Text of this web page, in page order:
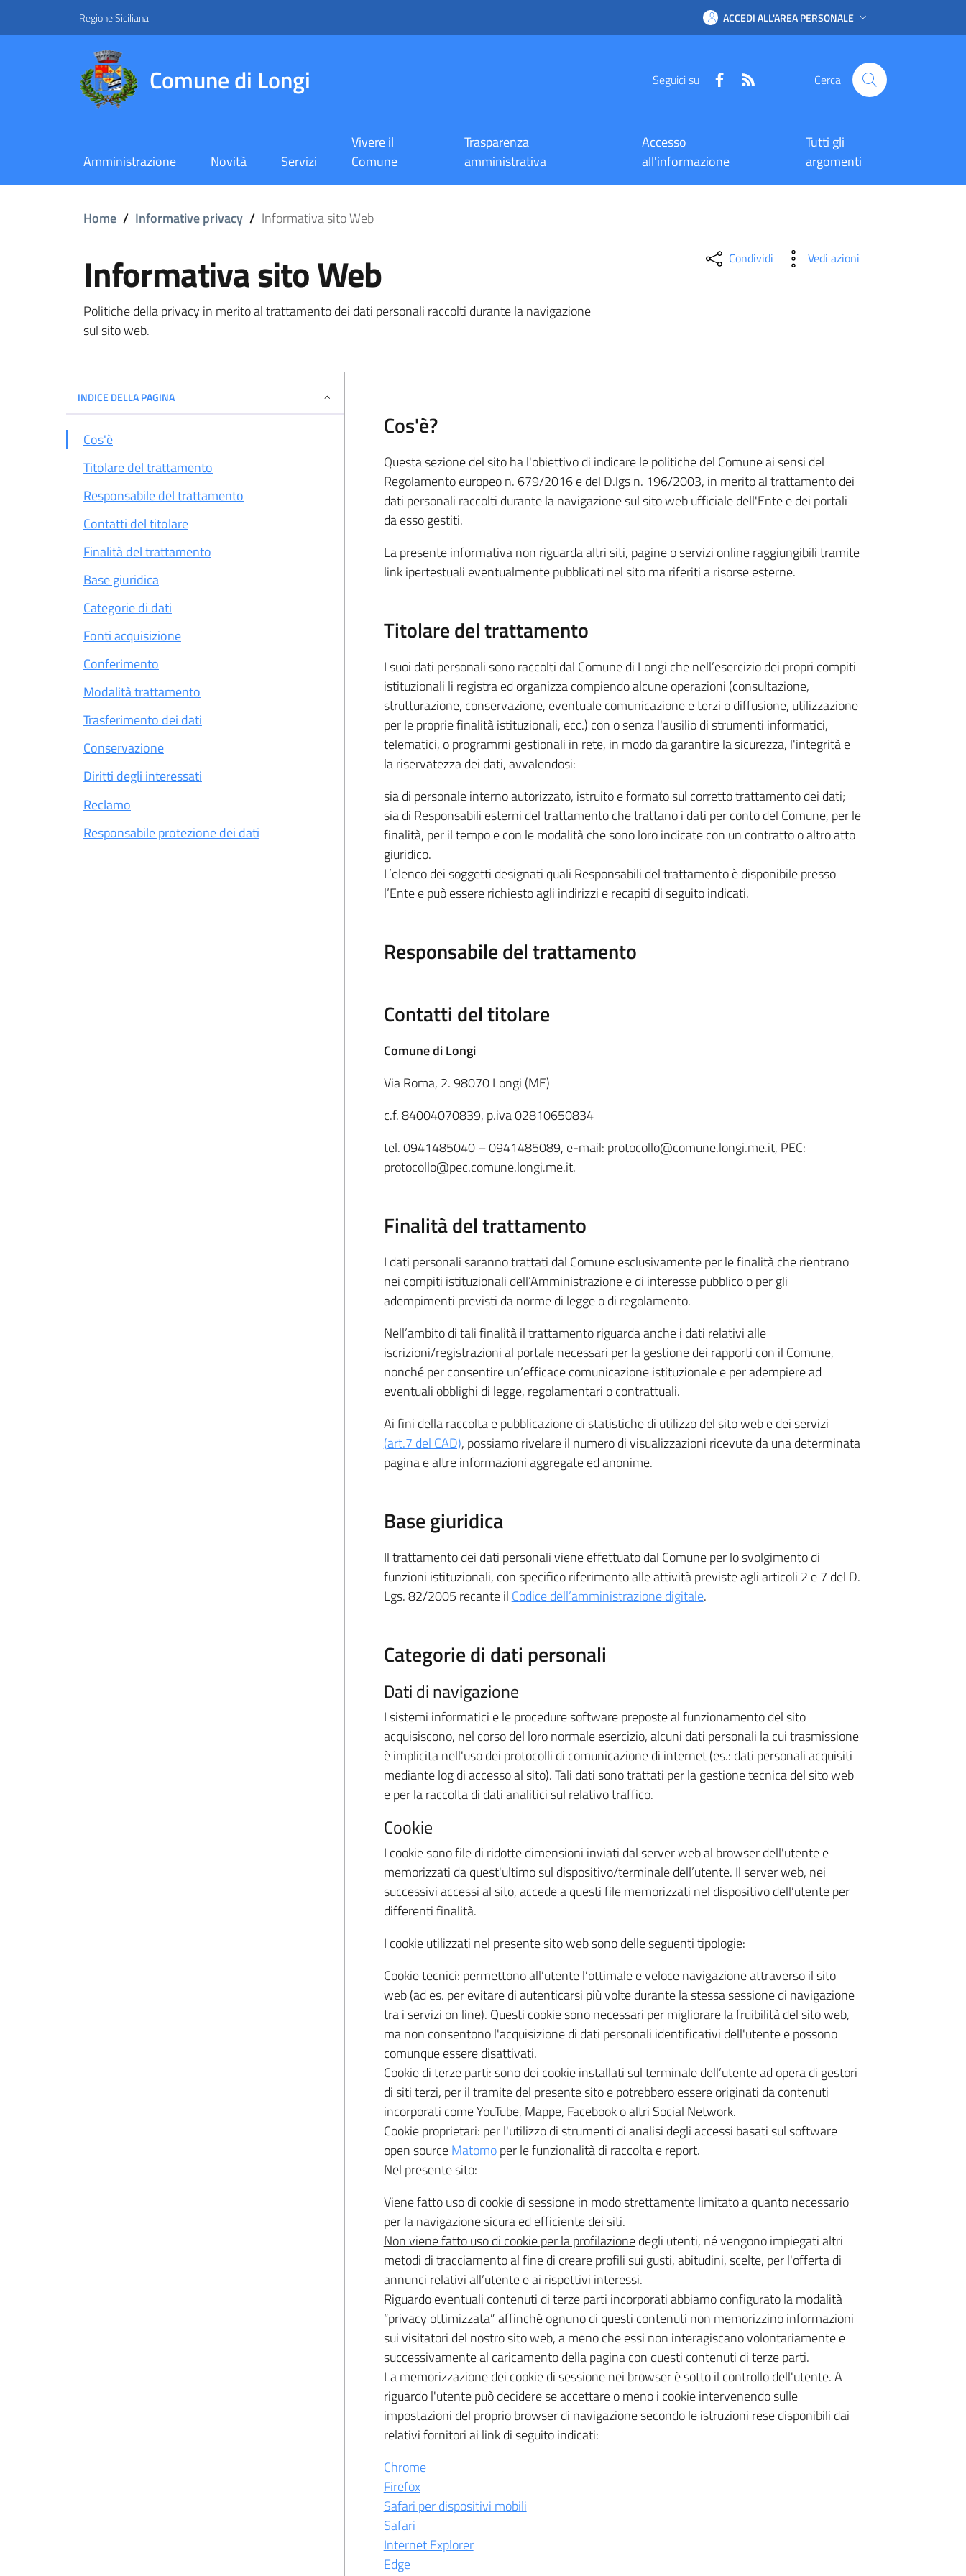
Regione Siciliana ACCEDI ALL'AREA PERSONALE
Comune di Longi Seguici su Facebook Cerca
Amministrazione Novità Servizi
Vivere il
Comune
Trasparenza
amministrativa
Accesso
all'informazione
Tutti gli
argomenti
Informativa sito Web
Home / Informative privacy / Informativa sito Web
Informativa sito Web
Politiche della privacy in merito al trattamento dei dati personali raccolti durante la navigazione
sul sito web.
Condividi Vedi azioni
INDICE DELLA PAGINA
Cos'è
Titolare del trattamento
Responsabile del trattamento
Contatti del titolare
Finalità del trattamento
Base giuridica
Categorie di dati
Fonti acquisizione
Conferimento
Modalità trattamento
Trasferimento dei dati
Conservazione
Diritti degli interessati
Reclamo
Responsabile protezione dei dati
Cos'è?
Questa sezione del sito ha l'obiettivo di indicare le politiche del Comune ai sensi del
Regolamento europeo n. 679/2016 e del D.lgs n. 196/2003, in merito al trattamento dei
dati personali raccolti durante la navigazione sul sito web ufficiale dell'Ente e dei portali
da esso gestiti.
La presente informativa non riguarda altri siti, pagine o servizi online raggiungibili tramite
link ipertestuali eventualmente pubblicati nel sito ma riferiti a risorse esterne.
Titolare del trattamento
I suoi dati personali sono raccolti dal Comune di Longi che nell’esercizio dei propri compiti
istituzionali li registra ed organizza compiendo alcune operazioni (consultazione,
strutturazione, conservazione, eventuale comunicazione e terzi o diffusione, utilizzazione
per le proprie finalità istituzionali, ecc.) con o senza l'ausilio di strumenti informatici,
telematici, o programmi gestionali in rete, in modo da garantire la sicurezza, l'integrità e
la riservatezza dei dati, avvalendosi:
sia di personale interno autorizzato, istruito e formato sul corretto trattamento dei dati;
sia di Responsabili esterni del trattamento che trattano i dati per conto del Comune, per le
finalità, per il tempo e con le modalità che sono loro indicate con un contratto o altro atto
giuridico.
L’elenco dei soggetti designati quali Responsabili del trattamento è disponibile presso
l’Ente e può essere richiesto agli indirizzi e recapiti di seguito indicati.
Responsabile del trattamento
Contatti del titolare
Comune di Longi
Via Roma, 2. 98070 Longi (ME)
c.f. 84004070839, p.iva 02810650834
tel. 0941485040 – 0941485089, e-mail: protocollo@comune.longi.me.it, PEC:
protocollo@pec.comune.longi.me.it.
Finalità del trattamento
I dati personali saranno trattati dal Comune esclusivamente per le finalità che rientrano
nei compiti istituzionali dell’Amministrazione e di interesse pubblico o per gli
adempimenti previsti da norme di legge o di regolamento.
Nell’ambito di tali finalità il trattamento riguarda anche i dati relativi alle
iscrizioni/registrazioni al portale necessari per la gestione dei rapporti con il Comune,
nonché per consentire un’efficace comunicazione istituzionale e per adempiere ad
eventuali obblighi di legge, regolamentari o contrattuali.
Ai fini della raccolta e pubblicazione di statistiche di utilizzo del sito web e dei servizi
(art.7 del CAD), possiamo rivelare il numero di visualizzazioni ricevute da una determinata
pagina e altre informazioni aggregate ed anonime.
Base giuridica
Il trattamento dei dati personali viene effettuato dal Comune per lo svolgimento di
funzioni istituzionali, con specifico riferimento alle attività previste agli articoli 2 e 7 del D.
Lgs. 82/2005 recante il Codice dell’amministrazione digitale.
Categorie di dati personali
Dati di navigazione
I sistemi informatici e le procedure software preposte al funzionamento del sito
acquisiscono, nel corso del loro normale esercizio, alcuni dati personali la cui trasmissione
è implicita nell'uso dei protocolli di comunicazione di internet (es.: dati personali acquisiti
mediante log di accesso al sito). Tali dati sono trattati per la gestione tecnica del sito web
e per la raccolta di dati analitici sul relativo traffico.
Cookie
I cookie sono file di ridotte dimensioni inviati dal server web al browser dell'utente e
memorizzati da quest'ultimo sul dispositivo/terminale dell’utente. Il server web, nei
successivi accessi al sito, accede a questi file memorizzati nel dispositivo dell’utente per
differenti finalità.
I cookie utilizzati nel presente sito web sono delle seguenti tipologie:
Cookie tecnici: permettono all’utente l’ottimale e veloce navigazione attraverso il sito
web (ad es. per evitare di autenticarsi più volte durante la stessa sessione di navigazione
tra i servizi on line). Questi cookie sono necessari per migliorare la fruibilità del sito web,
ma non consentono l'acquisizione di dati personali identificativi dell'utente e possono
comunque essere disattivati.
Cookie di terze parti: sono dei cookie installati sul terminale dell’utente ad opera di gestori
di siti terzi, per il tramite del presente sito e potrebbero essere originati da contenuti
incorporati come YouTube, Mappe, Facebook o altri Social Network.
Cookie proprietari: per l'utilizzo di strumenti di analisi degli accessi basati sul software
open sourceMatomoper le funzionalità di raccolta e report.
Nel presente sito:
Viene fatto uso di cookie di sessione in modo strettamente limitato a quanto necessario
per la navigazione sicura ed efficiente dei siti.
Non viene fatto uso di cookie per la profilazionedegli utenti, né vengono impiegati altri
metodi di tracciamento al fine di creare profili sui gusti, abitudini, scelte, per l'offerta di
annunci relativi all’utente e ai rispettivi interessi.
Riguardo eventuali contenuti di terze parti incorporati abbiamo configurato la modalità
“privacy ottimizzata” affinché ognuno di questi contenuti non memorizzino informazioni
sui visitatori del nostro sito web, a meno che essi non interagiscano volontariamente e
successivamente al caricamento della pagina con questi contenuti di terze parti.
La memorizzazione dei cookie di sessione nei browser è sotto il controllo dell'utente. A
riguardo l'utente può decidere se accettare o meno i cookie intervenendo sulle
impostazioni del proprio browser di navigazione secondo le istruzioni rese disponibili dai
relativi fornitori ai link di seguito indicati:
Chrome
Firefox
Safari per dispositivi mobili
Safari
Internet Explorer
Edge